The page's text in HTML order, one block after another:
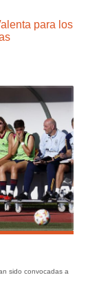
para los
sido convocadas a